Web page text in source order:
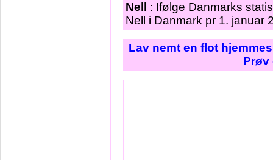
Nell
: Ifølge Danmarks
Nell i Danmark pr 1. januar
Lav nemt en flot
Prøv